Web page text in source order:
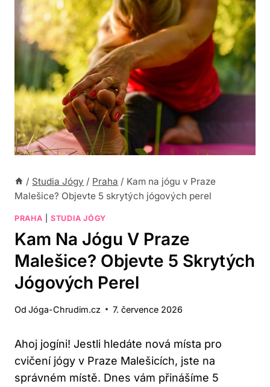
/ Studia Jógy / Praha / Kam na jógu v Praze
Malešice? Objevte 5 skrytých jógových perel
PRAHA |STUDIA JÓGY
Kam Na Jógu V Praze
Malešice? Objevte 5 Skrytých
Jógových Perel
Od Jóga-Chrudim.cz 7. července 2026
Ahoj jogíni! Jestli hledáte nová místa pro
cvičení jógy v Praze Malešicích, jste na
správném místě. Dnes vám přinášíme 5